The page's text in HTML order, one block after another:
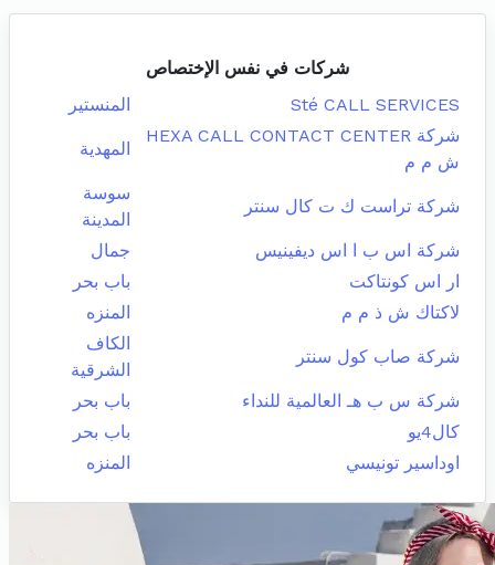
شركات في نفس الإختصاص
Sté CALL SERVICES
المنستير
شركة HEXA CALL CONTACT CENTER
ش م م
المهدية
شركة تراست ك ت كال سنتر
سوسة
المدينة
شركة اس ب ا اس ديفينيس
جمال
ار اس كونتاكت
باب بحر
لاكتاك ش ذ م م
المنزه
شركة صاب كول سنتر
الكاف
الشرقية
شركة س ب هـ العالمية للنداء
باب بحر
كال4يو
باب بحر
اوداسير تونيسي
المنزه